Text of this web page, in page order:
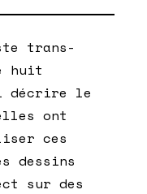
trans-
huit
décrire le
ont
ces
dessins
sur des